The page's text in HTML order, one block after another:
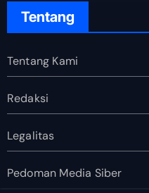
Tentang
Tentang Kami
Redaksi
Legalitas
Pedoman Media Siber